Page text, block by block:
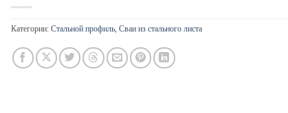
Категории: Стальной профиль, Сваи из стального листа